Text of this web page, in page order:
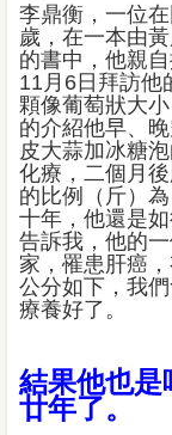
李鼎衡，一位
歲，在一本由
的書中，他親
11月6日拜訪他
顆像葡萄狀大
的介紹他早、
皮大蒜加冰糖
化療，二個月
的比例（斤）
十年，他還是
告訴我，他的
家，罹患肝癌
公分如下，我
療養好了。
結果他也是
廿年了。